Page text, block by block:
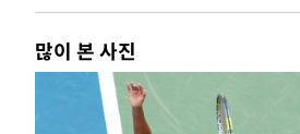
많이 본 사진